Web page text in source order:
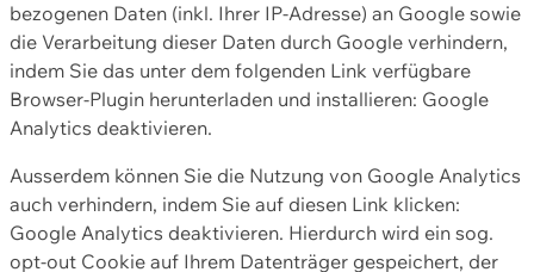
bezogenen Daten (inkl. Ihrer IP-Adresse) an Google sowie
die Verarbeitung dieser Daten durch Google verhindern,
indem Sie das unter dem folgenden Link verfügbare
Browser-Plugin herunterladen und installieren: Google
Analytics deaktivieren.
Ausserdem können Sie die Nutzung von Google Analytics
auch verhindern, indem Sie auf diesen Link klicken:
Google Analytics deaktivieren. Hierdurch wird ein sog.
opt-out Cookie auf Ihrem Datenträger gespeichert, der